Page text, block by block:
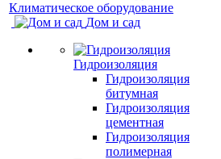
Климатическое оборудование
Дом и сад
Гидроизоляция
Гидроизоляция
битумная
Гидроизоляция
цементная
Гидроизоляция
полимерная